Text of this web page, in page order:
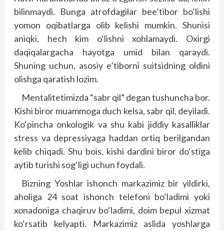
bilinmaydi. Bunga atrofdagilar bee’tibor bo‘lishi
yomon oqibatlarga olib kelishi mumkin. Shunisi
aniqki, hech kim o‘lishni xohlamaydi. Oxirgi
daqiqalargacha hayotga umid bilan qaraydi.
Shuning uchun, asosiy e’tiborni suitsidning oldini
olishga qaratish lozim.
Mentalitetimizda “sabr qil” degan tushuncha bor.
Kishi biror muammoga duch kelsa, sabr qil, deyiladi.
Ko‘pincha onkologik va shu kabi jiddiy kasalliklar
stress va depressiyaga haddan ortiq berilgandan
kelib chiqadi. Shu bois, kishi dardini biror do‘stiga
aytib turishi sog‘ligi uchun foydali.
Bizning Yoshlar ishonch markazimiz bir yildirki,
aholiga 24 soat ishonch telefoni bo‘ladimi yoki
xonadoniga chaqiruv bo‘ladimi, doim bepul xizmat
ko‘rsatib kelyapti. Markazimiz aslida yoshlarga